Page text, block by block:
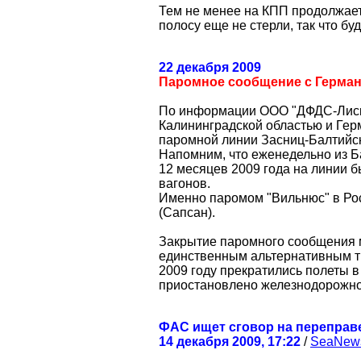
Тем не менее на КПП
полосу еще не стерли, так что
22 декабря 2009
Паромное сообщение с
По информации ООО "ДФДС-
Калининградской областью и
паромной линии Засниц-
Напомним, что еженедельно из
12 месяцев 2009 года на линии
вагонов.
Именно паромом "Вильнюс" в
(Сапсан).
Закрытие паромного сообщения
единственным альтернативным
2009 году прекратились
приостановлено
ФАС ищет сговор на
14 декабря 2009, 17:22 /